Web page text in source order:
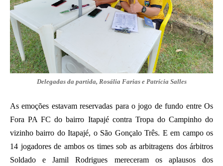
Delegadas da partida, Rosália Farias e Patrícia Salles
As emoções estavam reservadas para o jogo de fundo entre Os
Fora PA FC do bairro Itapajé contra Tropa do Campinho do
vizinho bairro do Itapajé, o São Gonçalo Três. E em campo os
14 jogadores de ambos os times sob as arbitragens dos árbitros
Soldado e Jamil Rodrigues mereceram os aplausos dos